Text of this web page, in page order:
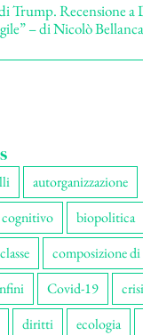
Trump. Recensione a
– di Nicolò Bellanca
autorganizzazione
biopolitica
classe
composizione di
Covid-19 crisi
diritti ecologia